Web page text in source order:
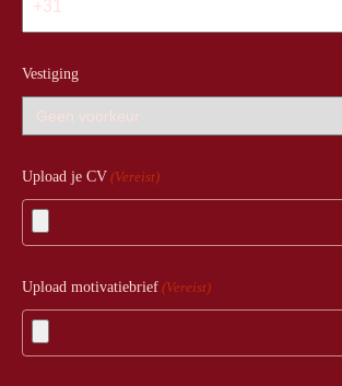
Vestiging
Upload je CV (Vereist)
Upload motivatiebrief (Vereist)